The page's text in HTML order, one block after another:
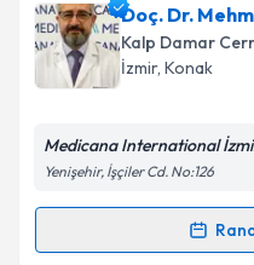
Op. Dr. Temmuz
oluşturun. Size bu
takvim
Kişisel
Metni'ni okudum
Doç. Dr.
Kalp Damar
İzmir, Konak
Medicana International
Yenişehir, İşçiler Cd. No:126
Randevu Takvimi